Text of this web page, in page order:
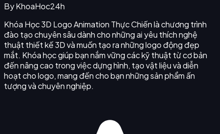
ByKhoaHoc24h
Khóa Học 3D Logo Animation Thực Chiến là chương trình
đào tạo chuyên sâu dành cho những ai yêu thích nghệ
thuật thiết kế 3D và muốn tạo ra những logo động đẹp
mắt. Khóa học giúp bạn nắm vững các kỹ thuật từ cơ bản
đến nâng cao trong việc dựng hình, tạo vật liệu và diễn
hoạt cho logo, mang đến cho bạn những sản phẩm ấn
tượng và chuyên nghiệp.